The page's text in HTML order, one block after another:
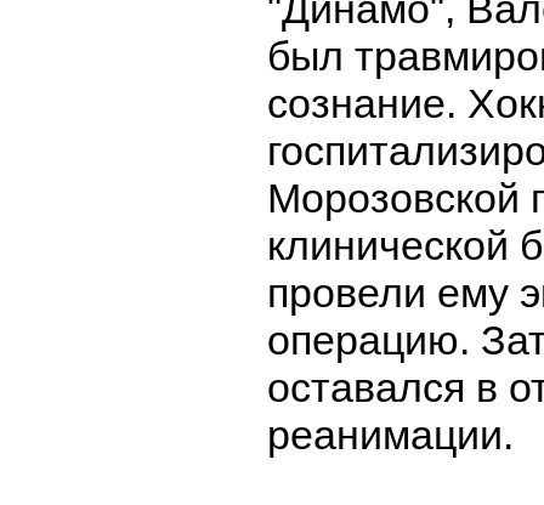
был
сознание.
Морозовской
клинической
провели ему
операцию.
оставался в
реанимации.